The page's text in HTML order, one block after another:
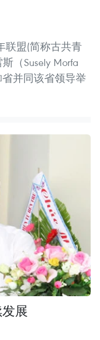
联盟(简称古共青
（Susely Morfa
省并同该省领导举
展